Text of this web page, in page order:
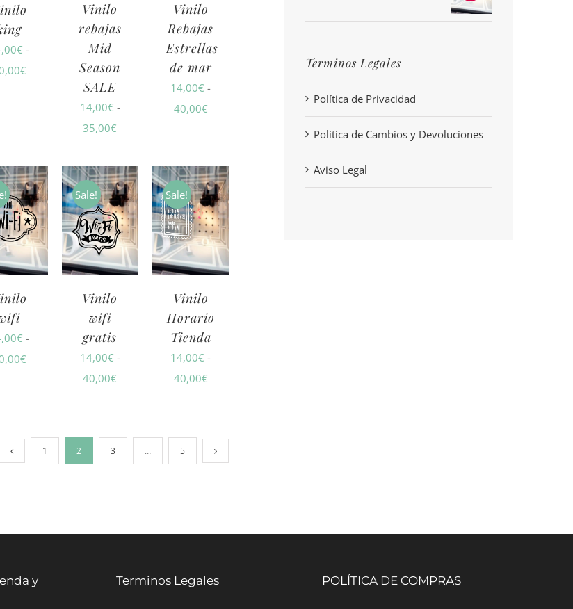
LAS
SE
PUEDEN
ELEGIR
EN
€ -
€Rango
hasta
40,00€
LAS
SE
LA
PÁGINA
PRODUCTO
Vinilo
rebajas
Mid
Season
SALE
14,00€ -
35,00€
precios:
desde
14,00€
hasta
35,00€
LAS
SE
ELEGIR
LA
PÁGINA
Vinilo
Rebajas
Estrellas
de mar
14,00€ -
40,00€Rango
desde
14,00€
hasta
40,00€
SELECCIONAR
OPCIONES
ESTE
PRODUCTO
TIENE
MÚLTIPLES
LAS
OPCIONES
SE
PUEDEN
ELEGIR
EN
€ -
€Rango
14,00€
hasta
Sale! SELECCIONAR
OPCIONES
ESTE
PRODUCTO
TIENE
MÚLTIPLES
LAS
SE
PUEDEN
ELEGIR
LA
Vinilo
wifi
gratis
14,00€ -
40,00€
desde
14,00€
Sale! SELECCIONAR
OPCIONES
ESTE
PRODUCTO
TIENE
MÚLTIPLES
LAS
SE
PUEDEN
ELEGIR
LA
Vinilo
Horario
Tienda
14,00€ -
40,00€Rango
desde
14,00€
1 2 3 … 5
hasta
7,00€
hasta
Terminos Legales
Política de Privacidad
Política de Cambios y Devoluciones
Aviso Legal
y
Terminos Legales POLÍTICA DE COMPRAS